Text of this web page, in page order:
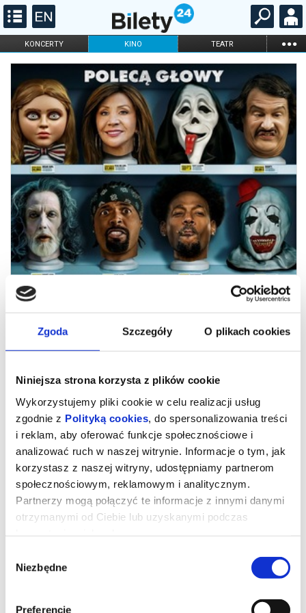
Zgoda Szczegóły O plikach cookies
Niniejsza strona korzysta z plików cookie
Wykorzystujemy pliki cookie w celu realizacji usług
zgodnie z Polityką cookies , do spersonalizowania treści
i reklam, aby oferować funkcje społecznościowe i
analizować ruch w naszej witrynie. Informacje o tym, jak
korzystasz z naszej witryny, udostępniamy partnerom
społecznościowym, reklamowym i analitycznym.
Partnerzy mogą połączyć te informacje z innymi danymi
otrzymanymi od Ciebie lub uzyskanymi podczas
zgody
Niezbędne
Preferencje
KONCERTY KINO TEATR ...
FILHARMONIA OPERA I BALET
STAND-UP
DLA DZIECI
ONLINE KARNETY
STRASZNY FILM 2D DUBBING
kinowa znajduje się w szkole TWP ul. Kraszewskiego 8A
Dwadzieścia sześć lat po tym, jak udało im się ujść z życiem przed
legendarna czwórka ponownie staje się celem tajemniczego
mordercy. Cindy, Brenda, Ray i Shorty muszą jeszcze raz połączyć